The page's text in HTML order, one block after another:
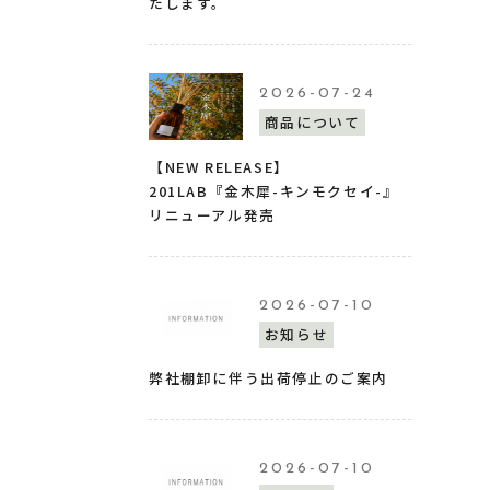
2026-07-24
商品について
【NEW RELEASE】
201LAB『金木犀-キンモクセイ-』
リニューアル発売
2026-07-10
お知らせ
弊社棚卸に伴う出荷停止のご案内
2026-07-10